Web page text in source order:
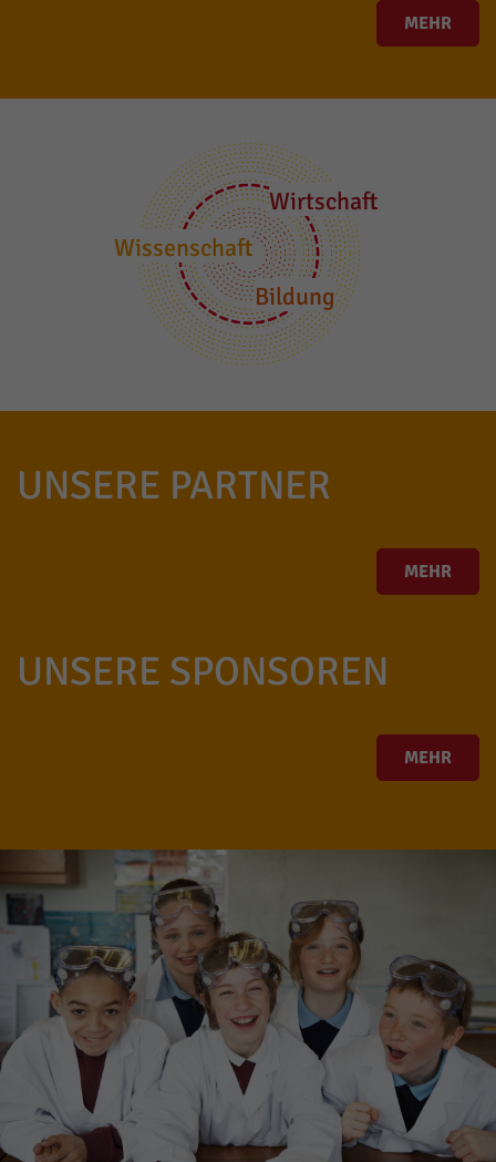
MEHR
Wirtschaft
Wissenschaft
Bildung
UNSERE PARTNER
MEHR
UNSERE SPONSOREN
MEHR